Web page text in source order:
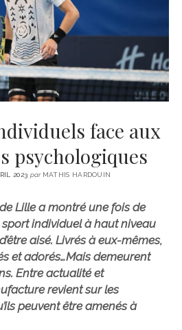
CINÉMA
LITTÉRATURE
ÉCONOMIE
SPORT
MÉDIAS
instagram
emailemail-
form
face aux
psychologiques
2023 parMATHIS HARDOUIN
Lille a montré une fois de
individuel à haut niveau
aisé. Livrés à eux-mêmes,
et adorés…Mais demeurent
Entre actualité et
revient sur les
peuvent être amenés à